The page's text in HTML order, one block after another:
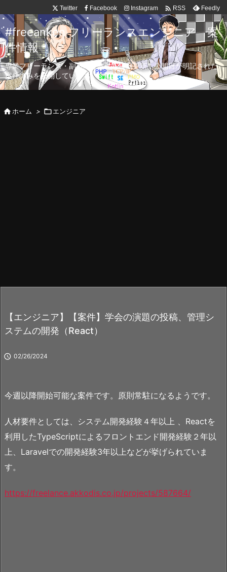
Twitter Facebook Instagram  RSS Feedly
#freeanken フリーランスエンジニア 案
件情報
専業フリーランス・副業向け案件を毎日更新！公開日が明記された
案件のみを公開しています。
ホーム > エンジニア
【エンジニア】【案件】学会の演題の投稿、管理シ
ステムの開発（React）
 02/26/2024
今週以降開始可能な案件です。原則常駐になるようです。
人材要件としては、システム開発経験４年以上 、Reactを
利用したTypeScriptによるフロントエンド開発経験２年以
上、Laravelでの開発経験3年以上などが挙げられていま
す。
https://freelance.akkodis.co.jp/projects/587664/